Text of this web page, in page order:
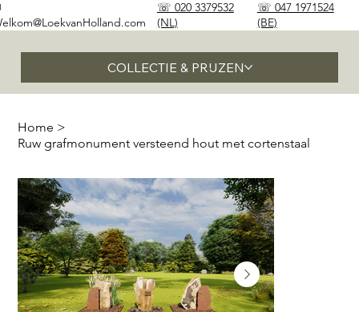
COLLECTIE & PRIJZEN
☏ 020 3379532
(NL)
☏ 047 1971524
(BE)
Home >
Ruw grafmonument versteend hout met cortenstaal